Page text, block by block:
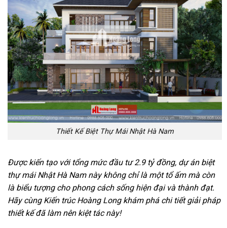
Thiết Kế Biệt Thự Mái Nhật Hà Nam
Được kiến tạo với tổng mức đầu tư 2.9 tỷ đồng, dự án biệt
thự mái Nhật Hà Nam này không chỉ là một tổ ấm mà còn
là biểu tượng cho phong cách sống hiện đại và thành đạt.
Hãy cùng Kiến trúc Hoàng Long khám phá chi tiết giải pháp
thiết kế đã làm nên kiệt tác này!